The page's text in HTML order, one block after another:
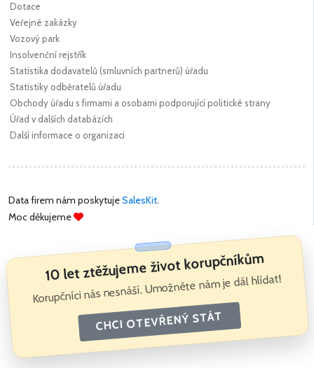
Dotace
Veřejné zakázky
Vozový park
Insolvenční rejstřík
Statistika dodavatelů (smluvních partnerů) úřadu
Statistiky odběratelů úřadu
Obchody úřadu s firmami a osobami podporující politické strany
Úřad v dalších databázích
Další informace o organizaci
Data firem nám poskytujeSalesKit.
Moc děkujeme
10 let ztěžujeme život korupčníkům
Korupčníci nás nesnáší. Umožněte nám je dál hlídat!
CHCI OTEVŘENÝ STÁT